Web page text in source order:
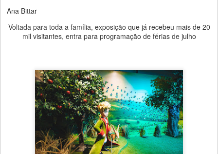
Ana Bittar
Voltada para toda a família, exposição que já recebeu mais de 20
mil visitantes, entra para programação de férias de julho